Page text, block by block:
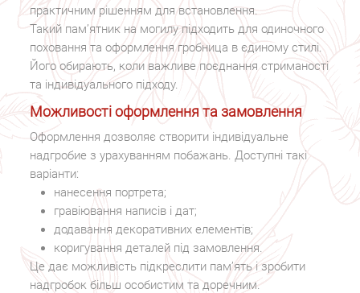
практичним рішенням для встановлення.
Такий пам’ятник на могилу підходить для одиночного
поховання та оформлення гробница в єдиному стилі.
Його обирають, коли важливе поєднання стриманості
та індивідуального підходу.
Можливості оформлення та замовлення
Оформлення дозволяє створити індивідуальне
надгробие з урахуванням побажань. Доступні такі
варіанти:
нанесення портрета;
гравіювання написів і дат;
додавання декоративних елементів;
коригування деталей під замовлення.
Це дає можливість підкреслити пам’ять і зробити
надгробок більш особистим та доречним.